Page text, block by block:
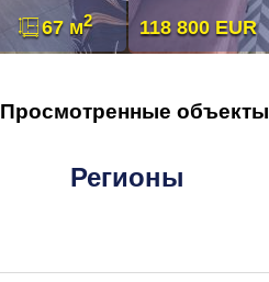
67 м2 118 800 EUR
Просмотренные объекты
Регионы